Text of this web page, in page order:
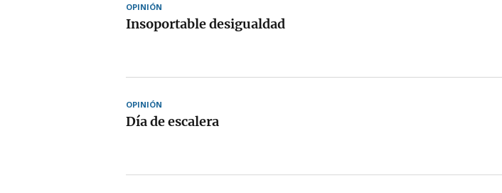
OPINIÓN
Insoportable desigualdad
OPINIÓN
Día de escalera